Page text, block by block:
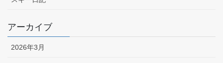
アーカイブ
2026年3月